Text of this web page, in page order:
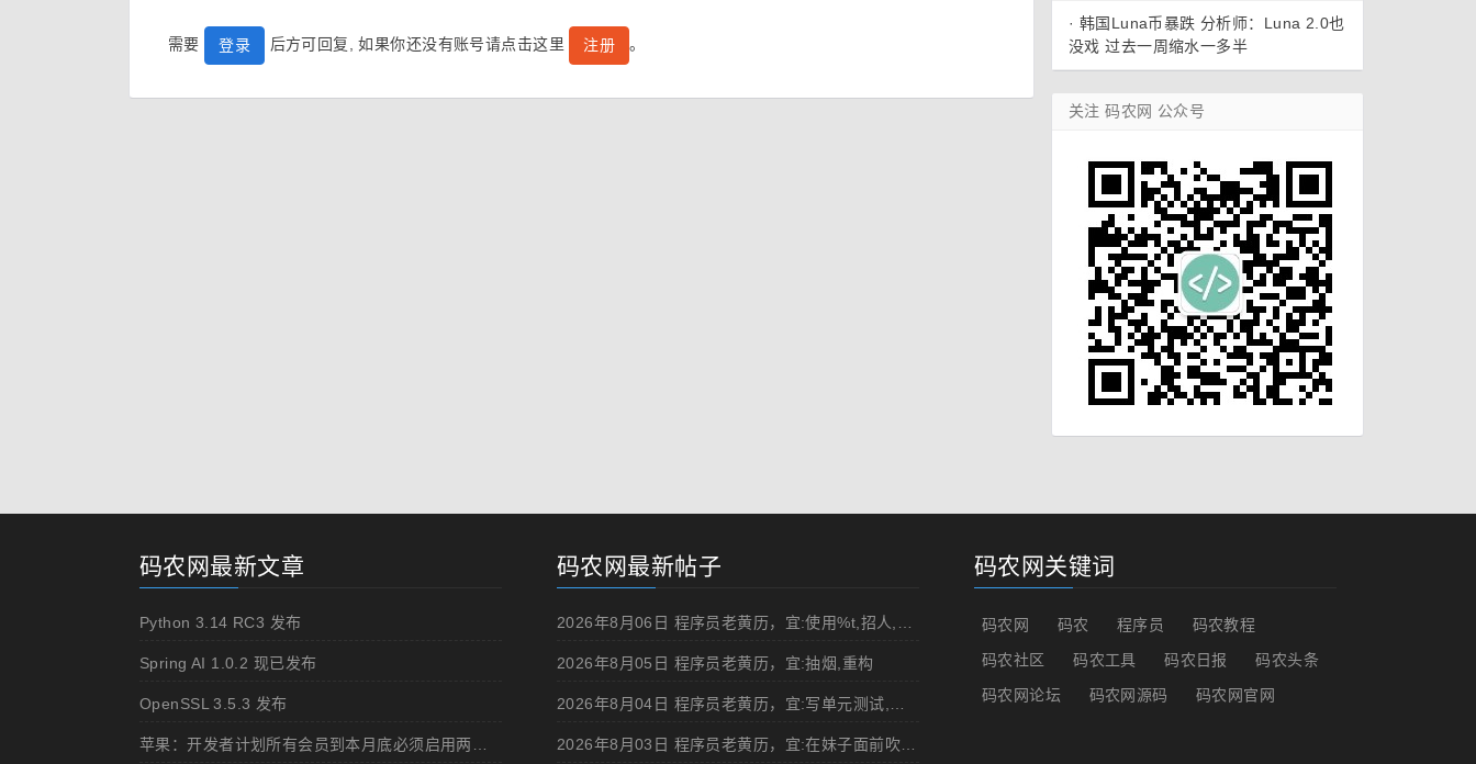
需要 登录 后方可回复, 如果你还没有账号请点击这里 注册 。
· 韩国Luna币暴跌 分析师：Luna 2.0也
没戏 过去一周缩水一多半
关注 码农网 公众号
码农网最新文章
Python 3.14 RC3 发布
Spring AI 1.0.2 现已发布
OpenSSL 3.5.3 发布
码农网最新帖子
2026年8月05日 程序员老黄历，宜:抽烟,重构
2026年8月03日 程序员老黄历，宜:在妹子面前吹牛,浏览成人网站
码农网关键词
码农网 码农 程序员
码农教程
码农社区
码农工具 码农日报
码农头条
码农网论坛
码农网源码 码农网官网